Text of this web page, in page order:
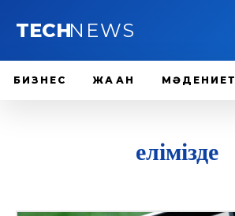
TECHNEWS
БИЗНЕС ЖАҺАН МӘДЕНИЕТ
елімізде